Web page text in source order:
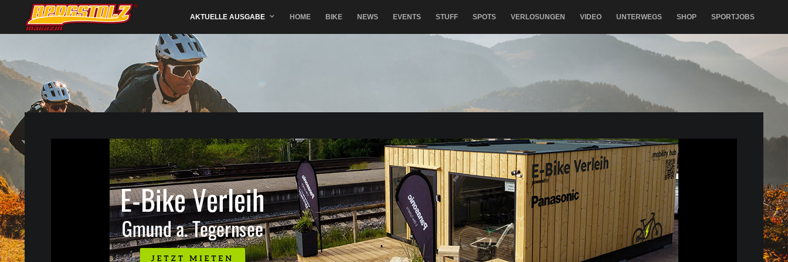
AKTUELLE AUSGABE HOME BIKE NEWS EVENTS STUFF SPOTS VERLOSUNGEN VIDEO UNTERWEGS SHOP SPORTJOBS